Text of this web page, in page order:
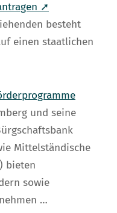
➚
besteht
einen staatlichen
und seine
Mittelständische
bieten
sowie
…